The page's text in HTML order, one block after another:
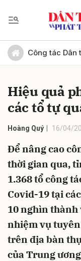
Công tác Dân
Hiệu quả
các tổ tự
Hoàng Quý 16/04/
Để nâng cao
thời gian qua,
1.368 tổ công
Covid-19 tại
10 nghìn thành
nhiệm vụ
trên địa bàn
của Trung
Gửi bình luận